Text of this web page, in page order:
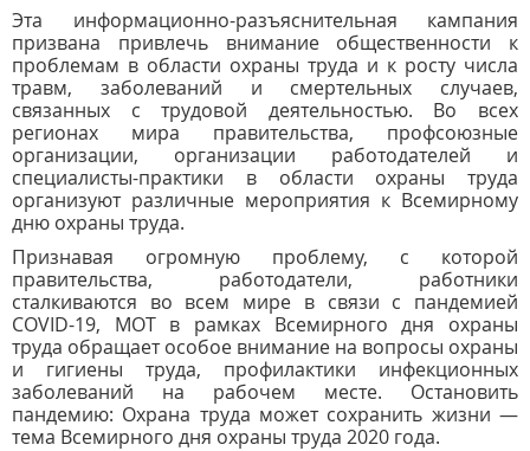
Эта информационно-разъяснительная кампания
призвана привлечь внимание общественности к
проблемам в области охраны труда и к росту числа
травм, заболеваний и смертельных случаев,
связанных с трудовой деятельностью. Во всех
регионах мира правительства, профсоюзные
организации, организации работодателей и
специалисты-практики в области охраны труда
организуют различные мероприятия к Всемирному
дню охраны труда.
Признавая огромную проблему, с которой
правительства, работодатели, работники
сталкиваются во всем мире в связи с пандемией
COVID-19, МОТ в рамках Всемирного дня охраны
труда обращает особое внимание на вопросы охраны
и гигиены труда, профилактики инфекционных
заболеваний на рабочем месте. Остановить
пандемию: Охрана труда может сохранить жизни —
тема Всемирного дня охраны труда 2020 года.